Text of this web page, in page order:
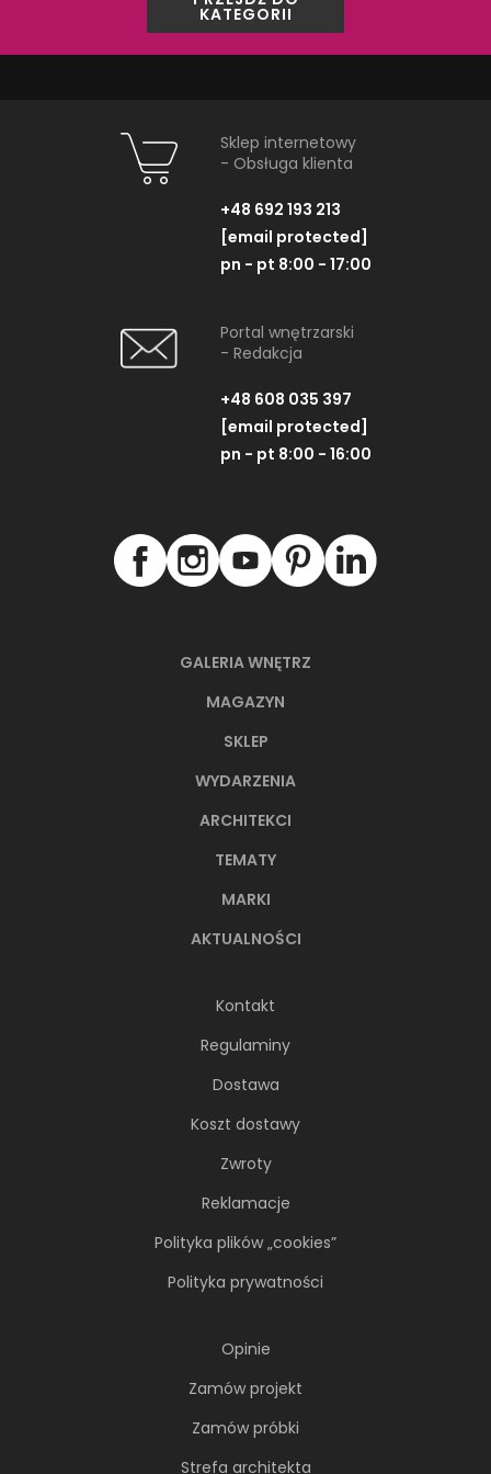
ZOBACZ PRODUKT
NAJNOWSZE ARTYKUŁY
przystań dla nowoczesnej
Młoda, żyjąca dynamicznie inwestorka przez
metrowe mieszkanie projektu AVO
Architekci
KATEGORII
GALERIA WNĘTRZ
MAGAZYN
SKLEP
WYDARZENIA
ARCHITEKCI
TEMATY
MARKI
AKTUALNOŚCI
Kontakt
Regulaminy
Dostawa
Koszt dostawy
Zwroty
Reklamacje
Polityka plików „cookies”
Polityka prywatności
Opinie
Zamów projekt
Zamów próbki
Strefa architekta
Sklep internetowy
- Obsługa klienta
+48 692 193 213
[email protected]
pn - pt 8:00 - 17:00
Portal wnętrzarski
- Redakcja
+48 608 035 397
[email protected]
pn - pt 8:00 - 16:00